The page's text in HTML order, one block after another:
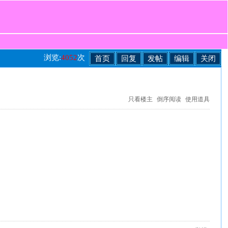
关闭
编辑
发帖
回复
首页
浏览:4052次
只看楼主 倒序阅读 使用道具